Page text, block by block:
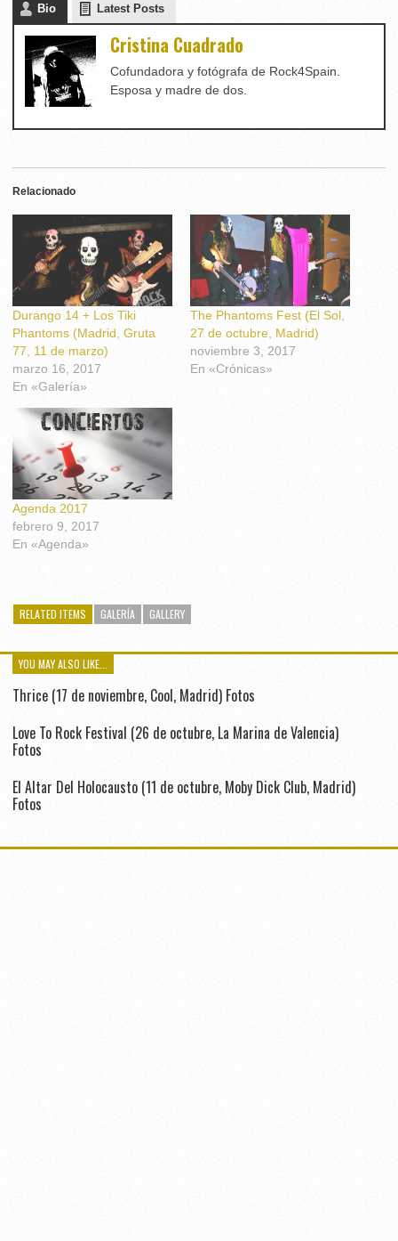
Bio Latest Posts
Cristina Cuadrado
Cofundadora y fotógrafa de Rock4Spain.
Esposa y madre de dos.
Relacionado
Durango 14 + Los Tiki
Phantoms (Madrid, Gruta
77, 11 de marzo)
marzo 16, 2017
En «Galería»
The Phantoms Fest (El Sol,
27 de octubre, Madrid)
noviembre 3, 2017
En «Crónicas»
Agenda 2017
febrero 9, 2017
En «Agenda»
RELATED ITEMS GALERÍA GALLERY
YOU MAY ALSO LIKE...
Thrice (17 de noviembre, Cool, Madrid) Fotos
Love To Rock Festival (26 de octubre, La Marina de Valencia)
Fotos
El Altar Del Holocausto (11 de octubre, Moby Dick Club, Madrid)
Fotos